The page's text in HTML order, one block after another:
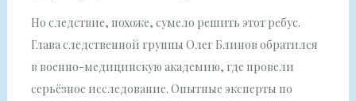
Но следствие, похоже, сумело решить этот ребус.
Глава следственной группы Олег Блинов обратился
в военно-медицинскую академию, где провели
серьёзное исследование. Опытные эксперты по